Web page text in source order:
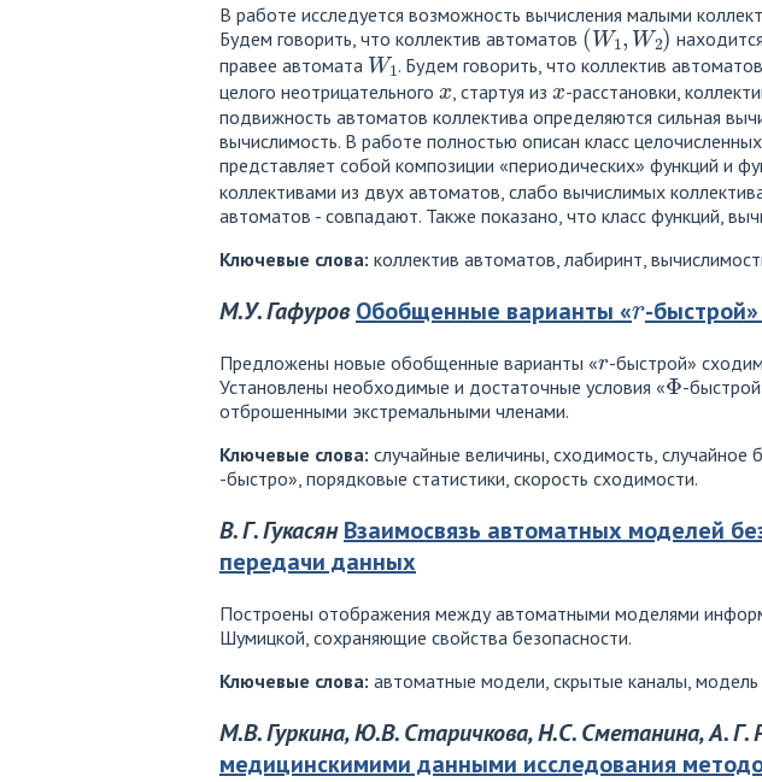
В работе исследуется возможность вычисления малыми
Будем говорить, что коллектив автоматов
(W1 W2)
правее автомата
W1
. Будем говорить, что коллектив автоматов
целого неотрицательного
x
, стартуя из
x
-расстановки,
подвижность автоматов коллектива определяются сильная
вычислимость. В работе полностью описан класс
представляет собой композиции «периодических» функций и
коллективами из двух автоматов, слабо вычислимых
автоматов - совпадают. Также показано, что класс функций,
Ключевые слова: коллектив автоматов, лабиринт,
М.У. Гафуров Обобщенные варианты « -
Предложены новые обобщенные варианты « -быстрой»
Установлены необходимые и достаточные условия «
Φ
-
отброшенными экстремальными членами.
Ключевые слова: случайные величины, сходимость,
-быстро», порядковые статистики, скорость сходимости.
В. Г. Гукасян Взаимосвязь автоматных моделей
передачи данных
Построены отображения между автоматными моделями
Шумицкой, сохраняющие свойства безопасности.
Ключевые слова: автоматные модели, скрытые каналы, модель
М.В. Гуркина, Ю.В. Старичкова, Н.С. Сметанина, А. Г.
медицинскимими данными исследования